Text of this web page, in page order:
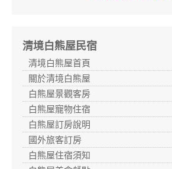
清境白熊屋民宿
清境白熊屋首頁
關於清境白熊屋
白熊屋景觀客房
白熊屋寵物住宿
白熊屋訂房說明
國外旅客訂房
白熊屋住宿須知